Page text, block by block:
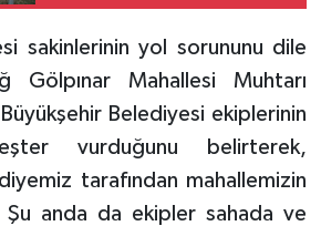
sakinlerinin yol sorununu dile
Gölpınar Mahallesi Muhtarı
Belediyesi ekiplerinin
vurduğunu belirterek,
tarafından mahallemizin
anda da ekipler sahada ve